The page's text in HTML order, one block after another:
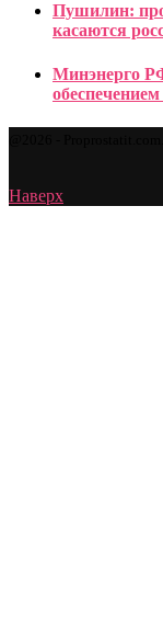
Пушилин:
касаются
Минэнерго
Наверх